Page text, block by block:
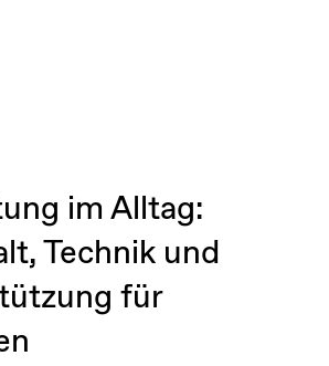
im Alltag:
Technik und
für